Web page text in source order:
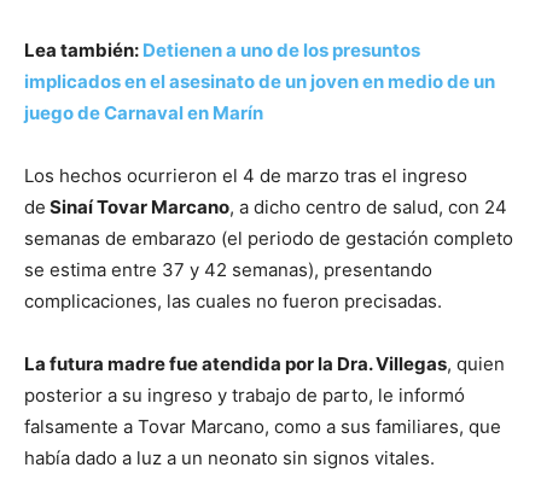
Lea también: Detienen a uno de los presuntos
implicados en el asesinato de un joven en medio de un
juego de Carnaval en Marín
Los hechos ocurrieron el 4 de marzo tras el ingreso
de Sinaí Tovar Marcano, a dicho centro de salud, con 24
semanas de embarazo (el periodo de gestación completo
se estima entre 37 y 42 semanas), presentando
complicaciones, las cuales no fueron precisadas.
La futura madre fue atendida por la Dra. Villegas, quien
posterior a su ingreso y trabajo de parto, le informó
falsamente a Tovar Marcano, como a sus familiares, que
había dado a luz a un neonato sin signos vitales.